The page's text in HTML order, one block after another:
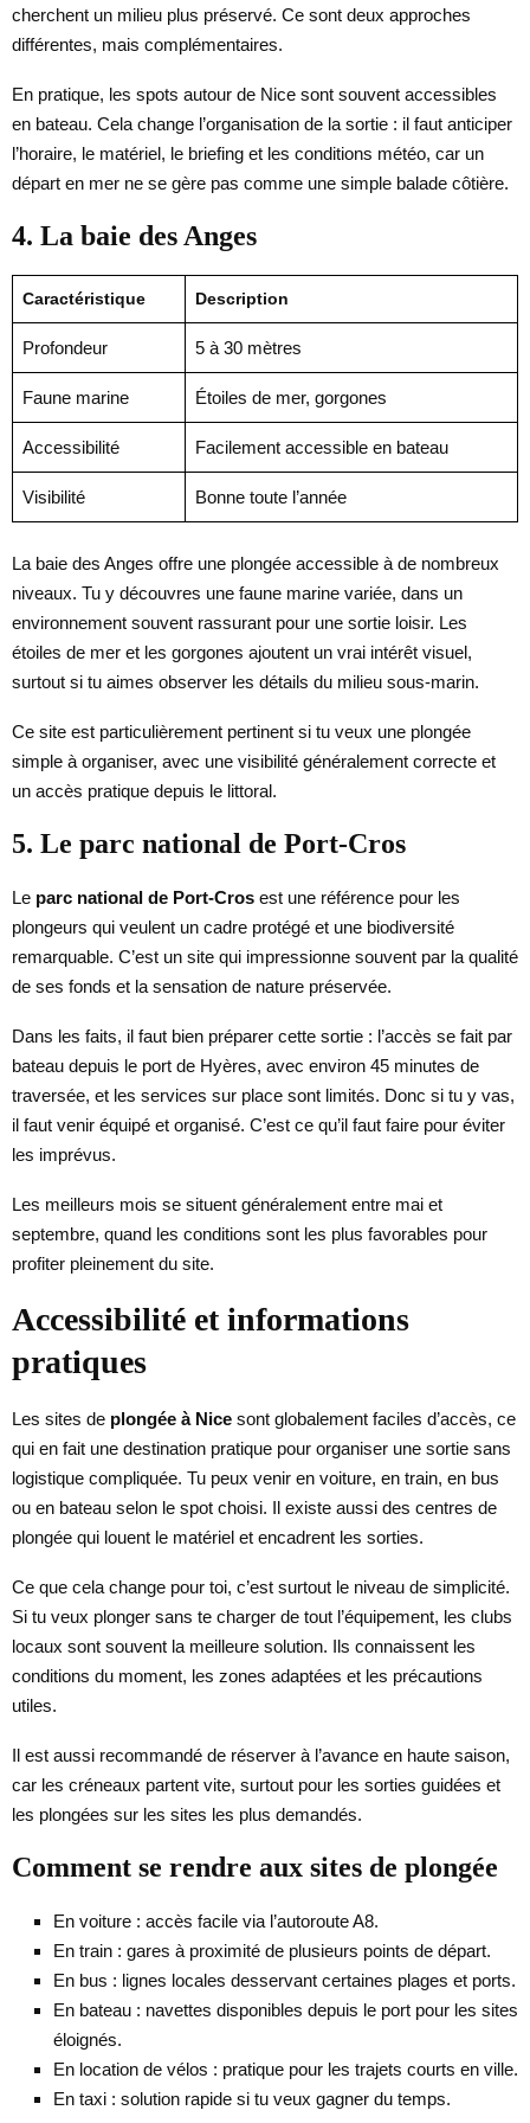
cherchent un milieu plus préservé. Ce sont deux approches
différentes, mais complémentaires.
En pratique, les spots autour de Nice sont souvent accessibles
en bateau. Cela change l’organisation de la sortie : il faut anticiper
l’horaire, le matériel, le briefing et les conditions météo, car un
départ en mer ne se gère pas comme une simple balade côtière.
4. La baie des Anges
Caractéristique Description
Profondeur 5 à 30 mètres
Faune marine Étoiles de mer, gorgones
Accessibilité Facilement accessible en bateau
Visibilité Bonne toute l’année
La baie des Anges offre une plongée accessible à de nombreux
niveaux. Tu y découvres une faune marine variée, dans un
environnement souvent rassurant pour une sortie loisir. Les
étoiles de mer et les gorgones ajoutent un vrai intérêt visuel,
surtout si tu aimes observer les détails du milieu sous-marin.
Ce site est particulièrement pertinent si tu veux une plongée
simple à organiser, avec une visibilité généralement correcte et
un accès pratique depuis le littoral.
5. Le parc national de Port-Cros
Le parc national de Port-Cros est une référence pour les
plongeurs qui veulent un cadre protégé et une biodiversité
remarquable. C’est un site qui impressionne souvent par la qualité
de ses fonds et la sensation de nature préservée.
Dans les faits, il faut bien préparer cette sortie : l’accès se fait par
bateau depuis le port de Hyères, avec environ 45 minutes de
traversée, et les services sur place sont limités. Donc si tu y vas,
il faut venir équipé et organisé. C’est ce qu’il faut faire pour éviter
les imprévus.
Les meilleurs mois se situent généralement entre mai et
septembre, quand les conditions sont les plus favorables pour
profiter pleinement du site.
Accessibilité et informations
pratiques
Les sites de plongée à Nice sont globalement faciles d’accès, ce
qui en fait une destination pratique pour organiser une sortie sans
logistique compliquée. Tu peux venir en voiture, en train, en bus
ou en bateau selon le spot choisi. Il existe aussi des centres de
plongée qui louent le matériel et encadrent les sorties.
Ce que cela change pour toi, c’est surtout le niveau de simplicité.
Si tu veux plonger sans te charger de tout l’équipement, les clubs
locaux sont souvent la meilleure solution. Ils connaissent les
conditions du moment, les zones adaptées et les précautions
utiles.
Il est aussi recommandé de réserver à l’avance en haute saison,
car les créneaux partent vite, surtout pour les sorties guidées et
les plongées sur les sites les plus demandés.
Comment se rendre aux sites de plongée
En voiture : accès facile via l’autoroute A8.
En train : gares à proximité de plusieurs points de départ.
En bus : lignes locales desservant certaines plages et ports.
En bateau : navettes disponibles depuis le port pour les sites
éloignés.
En location de vélos : pratique pour les trajets courts en ville.
En taxi : solution rapide si tu veux gagner du temps.